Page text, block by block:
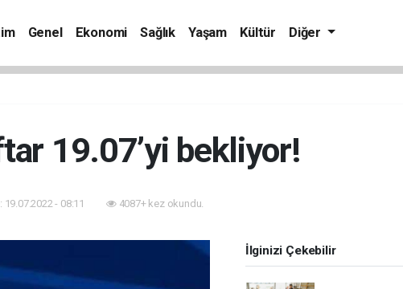
Genel Ekonomi Sağlık Yaşam Kültür Diğer
19.07’yi bekliyor!
- 08:11 4087+ kez okundu.
İlginizi Çekebilir